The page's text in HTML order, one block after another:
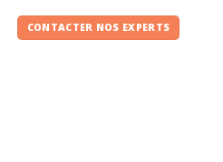
CONTACTER NOS EXPERTS